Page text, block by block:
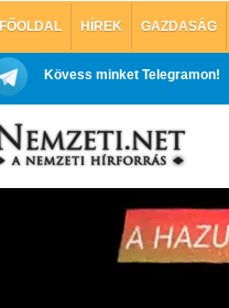
FŐOLDAL HÍREK GAZDASÁG
Kövess minket Telegramon!